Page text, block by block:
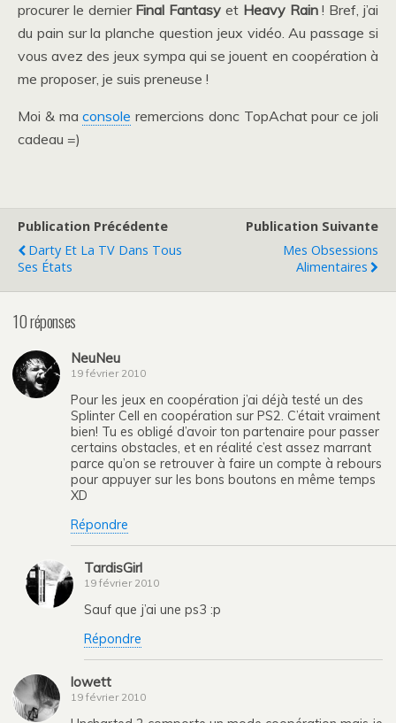
procurer le dernier Final Fantasy et Heavy Rain! Bref, j’ai
du pain sur la planche question jeux vidéo. Au passage si
vous avez des jeux sympa qui se jouent en coopération à
me proposer, je suis preneuse !
Moi & maconsole remercions donc TopAchat pour ce joli
cadeau =)
Publication Précédente
Darty Et La TV Dans Tous
Ses États
Publication Suivante
Mes Obsessions
Alimentaires
10 réponses
NeuNeu
19 février 2010
Pour les jeux en coopération j’ai déjà testé un des
Splinter Cell en coopération sur PS2. C’était vraiment
bien! Tu es obligé d’avoir ton partenaire pour passer
certains obstacles, et en réalité c’est assez marrant
parce qu’on se retrouver à faire un compte à rebours
pour appuyer sur les bons boutons en même temps
XD
Répondre
TardisGirl
19 février 2010
Sauf que j’ai une ps3 :p
Répondre
lowett
19 février 2010